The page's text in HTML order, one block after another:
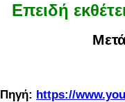
Επειδή
Πηγή: https://